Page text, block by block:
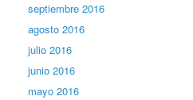
septiembre 2016
agosto 2016
julio 2016
junio 2016
mayo 2016